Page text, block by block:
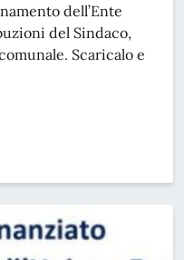
dell’Ente
del Sindaco,
Scaricalo e